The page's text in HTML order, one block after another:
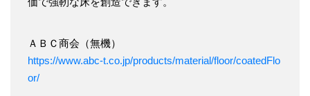
ＡＢＣ商会（無機）
https://www.abc-t.co.jp/products/material/floor/coatedFlo
or/